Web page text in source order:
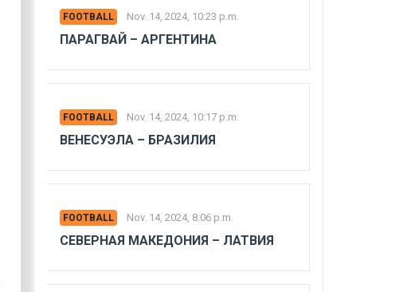
FOOTBALL Nov. 14, 2024, 10:23 p.m.
ПАРАГВАЙ – АРГЕНТИНА
FOOTBALL Nov. 14, 2024, 10:17 p.m.
ВЕНЕСУЭЛА – БРАЗИЛИЯ
FOOTBALL Nov. 14, 2024, 8:06 p.m.
СЕВЕРНАЯ МАКЕДОНИЯ – ЛАТВИЯ